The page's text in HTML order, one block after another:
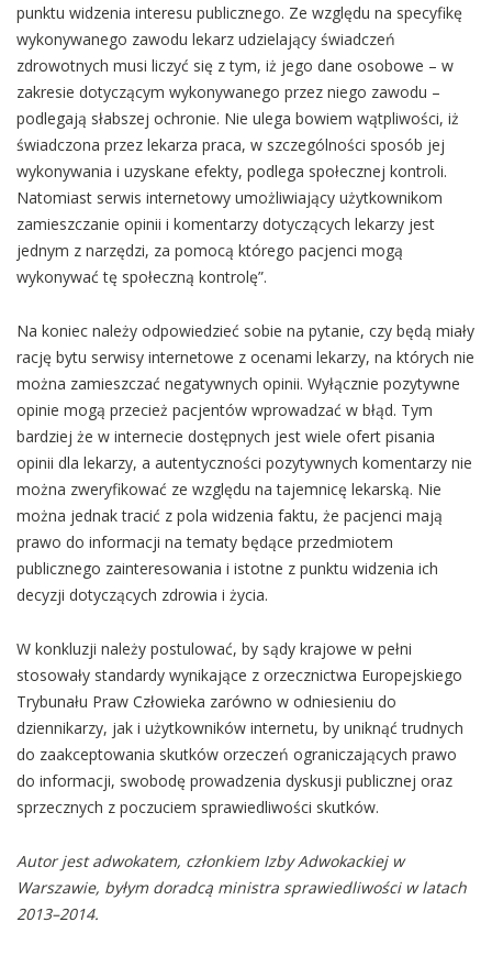
punktu widzenia interesu publicznego. Ze względu na specyfikę
wykonywanego zawodu lekarz udzielający świadczeń
zdrowotnych musi liczyć się z tym, iż jego dane osobowe – w
zakresie dotyczącym wykonywanego przez niego zawodu –
podlegają słabszej ochronie. Nie ulega bowiem wątpliwości, iż
świadczona przez lekarza praca, w szczególności sposób jej
wykonywania i uzyskane efekty, podlega społecznej kontroli.
Natomiast serwis internetowy umożliwiający użytkownikom
zamieszczanie opinii i komentarzy dotyczących lekarzy jest
jednym z narzędzi, za pomocą którego pacjenci mogą
wykonywać tę społeczną kontrolę”.
Na koniec należy odpowiedzieć sobie na pytanie, czy będą miały
rację bytu serwisy internetowe z ocenami lekarzy, na których nie
można zamieszczać negatywnych opinii. Wyłącznie pozytywne
opinie mogą przecież pacjentów wprowadzać w błąd. Tym
bardziej że w internecie dostępnych jest wiele ofert pisania
opinii dla lekarzy, a autentyczności pozytywnych komentarzy nie
można zweryfikować ze względu na tajemnicę lekarską. Nie
można jednak tracić z pola widzenia faktu, że pacjenci mają
prawo do informacji na tematy będące przedmiotem
publicznego zainteresowania i istotne z punktu widzenia ich
decyzji dotyczących zdrowia i życia.
W konkluzji należy postulować, by sądy krajowe w pełni
stosowały standardy wynikające z orzecznictwa Europejskiego
Trybunału Praw Człowieka zarówno w odniesieniu do
dziennikarzy, jak i użytkowników internetu, by uniknąć trudnych
do zaakceptowania skutków orzeczeń ograniczających prawo
do informacji, swobodę prowadzenia dyskusji publicznej oraz
sprzecznych z poczuciem sprawiedliwości skutków.
Autor jest adwokatem, członkiem Izby Adwokackiej w
Warszawie, byłym doradcą ministra sprawiedliwości w latach
2013–2014.